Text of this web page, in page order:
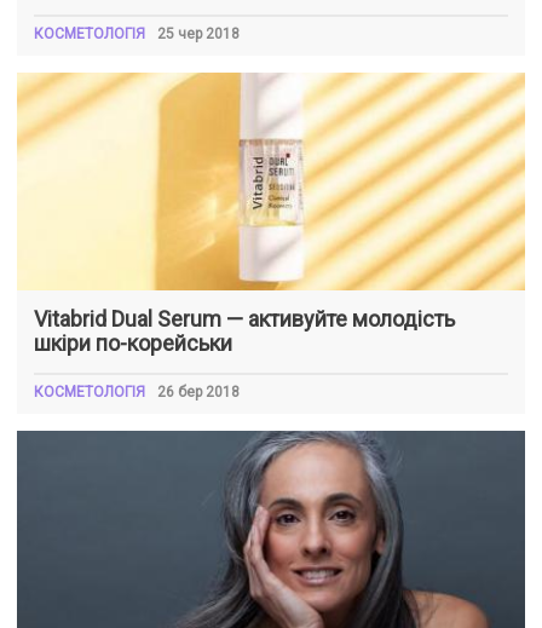
КОСМЕТОЛОГІЯ 25 чер 2018
Vitabrid Dual Serum — активуйте молодість
шкіри по-корейськи
КОСМЕТОЛОГІЯ 26 бер 2018